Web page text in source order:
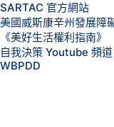
SARTAC 官方網站
美國威斯康辛州發展障
《美好生活權利指南
自我決策 Youtube 頻
WBPDD